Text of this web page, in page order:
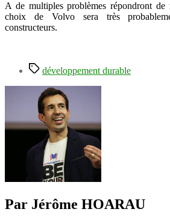
A de multiples problèmes répondront
choix de Volvo sera très
constructeurs.
Étiquettes
développement durable
Par Jérôme HOARAU